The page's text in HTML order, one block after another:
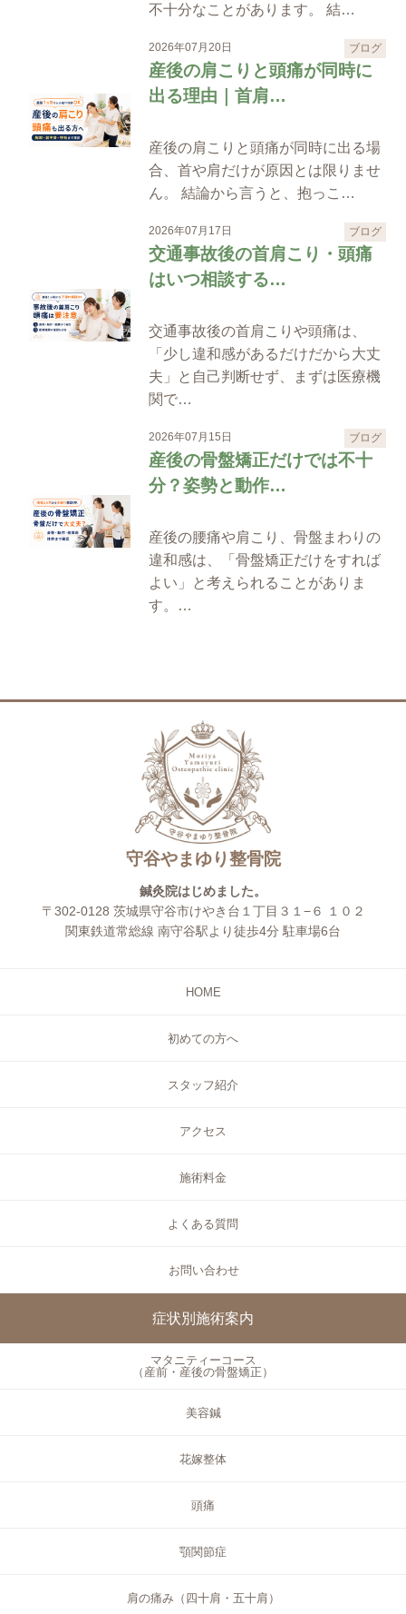
不十分なことがあります。 結…
2026年07月20日 ブログ
産後の肩こりと頭痛が同時に
出る理由｜首肩…
産後の肩こりと頭痛が同時に出る場
合、首や肩だけが原因とは限りませ
ん。 結論から言うと、抱っこ…
2026年07月17日 ブログ
交通事故後の首肩こり・頭痛
はいつ相談する…
交通事故後の首肩こりや頭痛は、
「少し違和感があるだけだから大丈
夫」と自己判断せず、まずは医療機
関で…
2026年07月15日 ブログ
産後の骨盤矯正だけでは不十
分？姿勢と動作…
産後の腰痛や肩こり、骨盤まわりの
違和感は、「骨盤矯正だけをすれば
よい」と考えられることがありま
す。…
守谷やまゆり整骨院
鍼灸院はじめました。
〒302-0128 茨城県守谷市けやき台１丁目３１−６ １０２
関東鉄道常総線 南守谷駅より徒歩4分 駐車場6台
HOME
初めての方へ
スタッフ紹介
アクセス
施術料金
よくある質問
お問い合わせ
症状別施術案内
マタニティーコース
（産前・産後の骨盤矯正）
美容鍼
花嫁整体
頭痛
顎関節症
肩の痛み（四十肩・五十肩）